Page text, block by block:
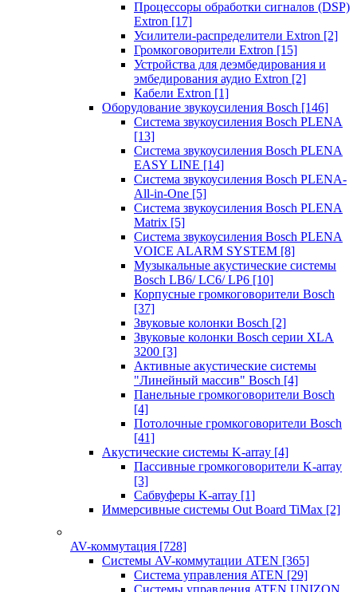
Процессоры обработки сигналов (DSP)
Extron [17]
Усилители-распределители Extron [2]
Громкоговорители Extron [15]
Устройства для деэмбедирования и
эмбедирования аудио Extron [2]
Кабели Extron [1]
Оборудование звукоусиления Bosch [146]
Система звукоусиления Bosch PLENA
[13]
Система звукоусиления Bosch PLENA
EASY LINE [14]
Система звукоусиления Bosch PLENA-
All-in-One [5]
Система звукоусиления Bosch PLENA
Matrix [5]
Система звукоусиления Bosch PLENA
VOICE ALARM SYSTEM [8]
Музыкальные акустические системы
Bosch LB6/ LC6/ LP6 [10]
Корпусные громкоговорители Bosch
[37]
Звуковые колонки Bosch [2]
Звуковые колонки Bosch серии XLA
3200 [3]
Активные акустические системы
"Линейный массив" Bosch [4]
Панельные громкоговорители Bosch
[4]
Потолочные громкоговорители Bosch
[41]
Акустические системы K-array [4]
Пассивные громкоговорители K-array
[3]
Сабвуферы K-array [1]
Иммерсивные системы Out Board TiMax [2]
AV-коммутация [728]
Системы AV-коммутации ATEN [365]
Система управления ATEN [29]
Системы управления ATEN UNIZON